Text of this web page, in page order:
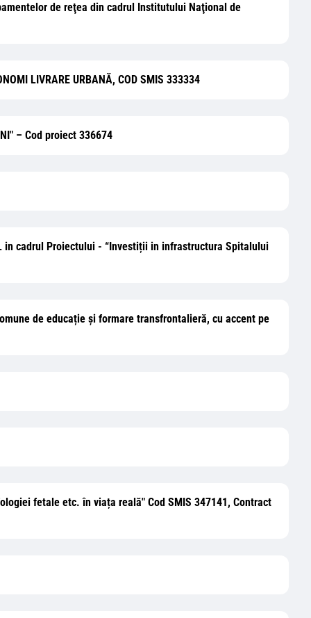
de reţea din cadrul Institutului Naţional de
LIVRARE URBANĂ, COD SMIS 333334
– Cod proiect 336674
in cadrul Proiectului - “Investiții in infrastructura Spitalului
de educație și formare transfrontalieră, cu accent pe
fetale etc. în viața reală" Cod SMIS 347141, Contract